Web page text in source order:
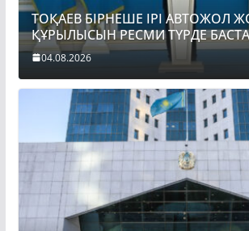
ТОҚАЕВ БІРНЕШЕ ІРІ АВТОЖОЛ
ҚҰРЫЛЫСЫН РЕСМИ ТҮРДЕ
04.08.2026